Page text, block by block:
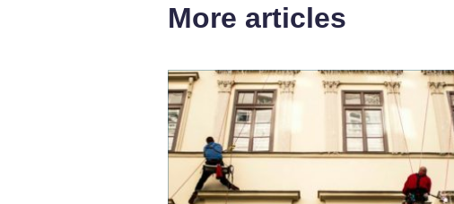
More articles